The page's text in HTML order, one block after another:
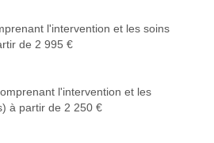
l'intervention et les soins
de 2 995 €
l'intervention et les
à partir de 2 250 €